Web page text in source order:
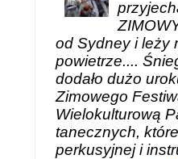
od Sydney i leży
powietrze....
dodało dużo
Zimowego
Wielokulturową
tanecznych,
perkusyjnej i